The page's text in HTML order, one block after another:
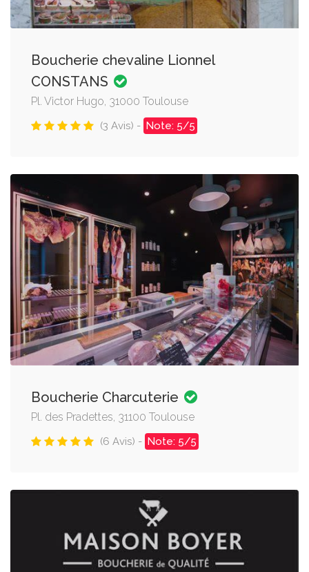
Boucherie chevaline Lionnel
CONSTANS
Pl. Victor Hugo, 31000 Toulouse
(3 Avis) - Note: 5/5
Boucherie Charcuterie
Pl. des Pradettes, 31100 Toulouse
(6 Avis) - Note: 5/5